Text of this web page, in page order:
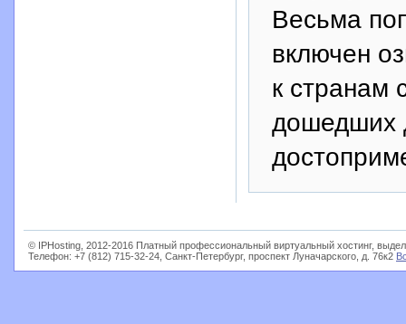
Весьма
включен
к странам
дошедших
© IPHosting, 2012-2016 Платный профессиональный виртуальный хостинг,
Телефон: +7 (812) 715-32-24, Санкт-Петербург, проспект Луначарского, д. 76к2